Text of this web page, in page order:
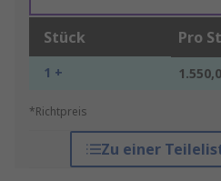
Stück Pro
1 +
*Richtpreis
Zu einer